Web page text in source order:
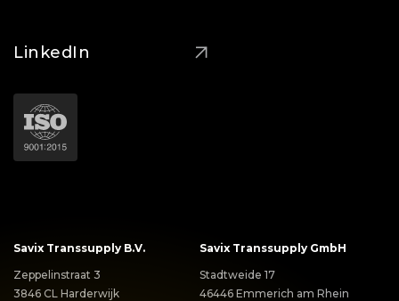
LinkedIn
Savix Transsupply B.V.
Zeppelinstraat 3
3846 CL Harderwijk
Savix Transsupply GmbH
Stadtweide 17
46446 Emmerich am Rhein